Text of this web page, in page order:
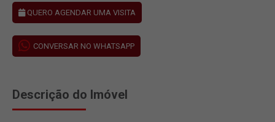
QUERO AGENDAR UMA VISITA
CONVERSAR NO WHATSAPP
Descrição do Imóvel